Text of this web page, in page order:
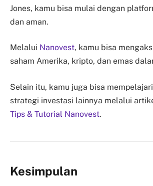
Jones, kamu bisa mulai dengan
dan aman.
Melalui Nanovest, kamu bisa
saham Amerika, kripto, dan emas
Selain itu, kamu juga bisa
strategi investasi lainnya melalui
Tips & Tutorial Nanovest.
Kesimpulan